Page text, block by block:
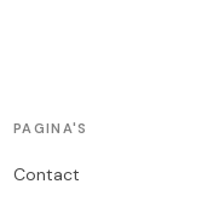
PAGINA'S
Contact